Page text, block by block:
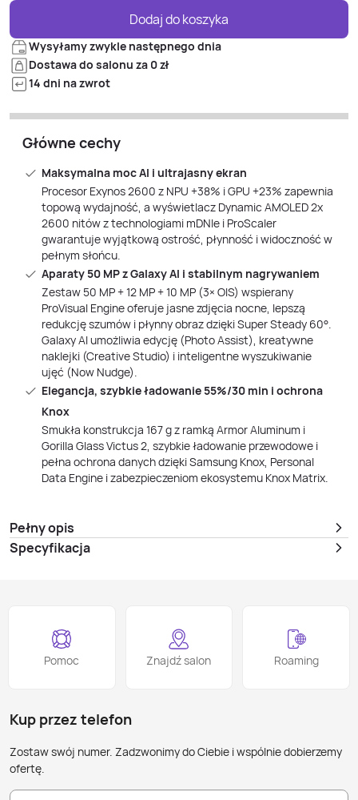
Dodaj do koszyka
Wysyłamy zwykle następnego dnia
Dostawa do salonu za 0 zł
14 dni na zwrot
Główne cechy
Maksymalna moc AI i ultrajasny ekran
Procesor Exynos 2600 z NPU +38% i GPU +23% zapewnia
topową wydajność, a wyświetlacz Dynamic AMOLED 2x
2600 nitów z technologiami mDNIe i ProScaler
gwarantuje wyjątkową ostrość, płynność i widoczność w
pełnym słońcu.
Aparaty 50 MP z Galaxy AI i stabilnym nagrywaniem
Zestaw 50 MP + 12 MP + 10 MP (3× OIS) wspierany
ProVisual Engine oferuje jasne zdjęcia nocne, lepszą
redukcję szumów i płynny obraz dzięki Super Steady 60°.
Galaxy AI umożliwia edycję (Photo Assist), kreatywne
naklejki (Creative Studio) i inteligentne wyszukiwanie
ujęć (Now Nudge).
Elegancja, szybkie ładowanie 55%/30 min i ochrona
Knox
Smukła konstrukcja 167 g z ramką Armor Aluminum i
Gorilla Glass Victus 2, szybkie ładowanie przewodowe i
pełna ochrona danych dzięki Samsung Knox, Personal
Data Engine i zabezpieczeniom ekosystemu Knox Matrix.
Pełny opis
Specyfikacja
Pomoc Znajdź salon Roaming
Kup przez telefon
Zostaw swój numer. Zadzwonimy do Ciebie i wspólnie dobierzemy
ofertę.